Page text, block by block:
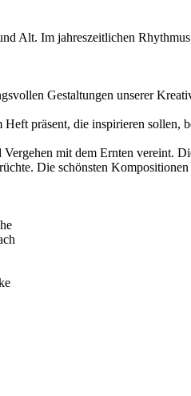
Alt. Im jahreszeitlichen
Gestaltungen unserer
präsent, die inspirieren sollen,
mit dem Ernten vereint.
Die schönsten